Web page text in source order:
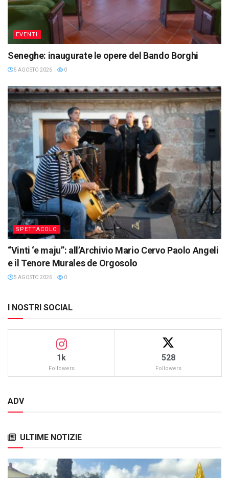
EVENTI
Seneghe: inaugurate le opere del Bando Borghi
5 AGOSTO 2026 0
SPETTACOLO
“Vinti ‘e maju”: all’Archivio Mario Cervo Paolo Angeli
e il Tenore Murales de Orgosolo
5 AGOSTO 2026 0
I NOSTRI SOCIAL
1k
Followers
528
Followers
ADV
ULTIME NOTIZIE